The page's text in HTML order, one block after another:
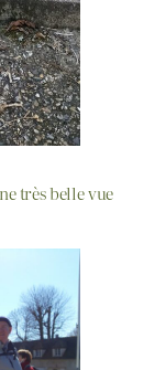
très belle vue